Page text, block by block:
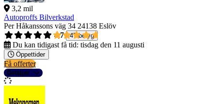
3,2 mil
Autoproffs Bilverkstad
Per Håkanssons väg 34 24138 Eslöv
4,7
47 betyg
Du kan tidigast få tid: tisdag den 11 augusti
Öppettider
Få offerter
Detaljer